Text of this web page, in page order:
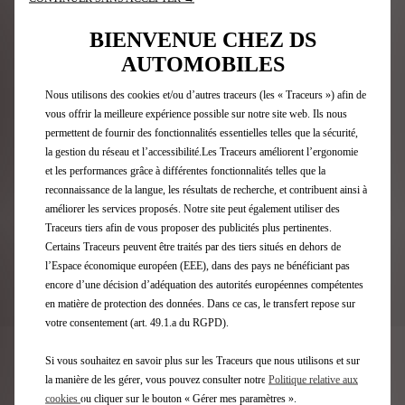
«La course de Sao Paulo marquera le lancement de
notre 11e saison de Formule E et cet engagement
d’assurer un transfert de technologie vers les véhicules
de route et de faire briller notre marque sur les circuits
du monde entier. Avec Taylor et Max au volant de nos DS
E-TENSE FE25, je suis persuadé que nous saurons en
mesure de décrocher de nouvelles victoires et de
prétendre à une place sur le podium final !»
Eugenio Franzetti, Directeur de DS Performance
Parcourez la page Formule E
BIENVENUE CHEZ DS
AUTOMOBILES
Nous utilisons des cookies et/ou d’autres traceurs (les « Traceurs ») afin de
vous offrir la meilleure expérience possible sur notre site web. Ils nous
permettent de fournir des fonctionnalités essentielles telles que la sécurité,
la gestion du réseau et l’accessibilité.Les Traceurs améliorent l’ergonomie
et les performances grâce à différentes fonctionnalités telles que la
reconnaissance de la langue, les résultats de recherche, et contribuent ainsi à
améliorer les services proposés. Notre site peut également utiliser des
Traceurs tiers afin de vous proposer des publicités plus pertinentes.
Certains Traceurs peuvent être traités par des tiers situés en dehors de
l’Espace économique européen (EEE), dans des pays ne bénéficiant pas
encore d’une décision d’adéquation des autorités européennes compétentes
en matière de protection des données. Dans ce cas, le transfert repose sur
votre consentement (art. 49.1.a du RGPD).
Si vous souhaitez en savoir plus sur les Traceurs que nous utilisons et sur
la manière de les gérer, vous pouvez consulter notre Politique relative aux
cookies ou cliquer sur le bouton « Gérer mes paramètres ».